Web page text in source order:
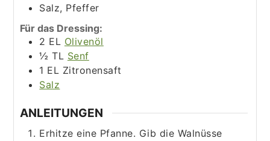
Salz, Pfeffer
Für das Dressing:
2 EL Olivenöl
½ TL Senf
1 EL Zitronensaft
Salz
ANLEITUNGEN
Erhitze eine Pfanne. Gib die Walnüsse